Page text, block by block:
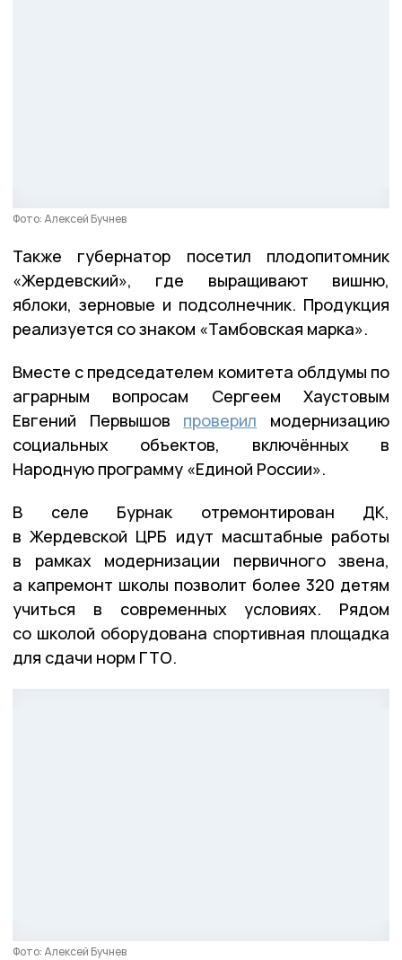
Фото: Алексей Бучнев
Также губернатор посетил плодопитомник
«Жердевский», где выращивают вишню,
яблоки, зерновые и подсолнечник. Продукция
реализуется со знаком «Тамбовская марка».
Вместе с председателем комитета облдумы по
аграрным вопросам Сергеем Хаустовым
Евгений Первышов проверил модернизацию
социальных объектов, включённых в
Народную программу «Единой России».
В селе Бурнак отремонтирован ДК,
в Жердевской ЦРБ идут масштабные работы
в рамках модернизации первичного звена,
а капремонт школы позволит более 320 детям
учиться в современных условиях. Рядом
со школой оборудована спортивная площадка
для сдачи норм ГТО.
Фото: Алексей Бучнев